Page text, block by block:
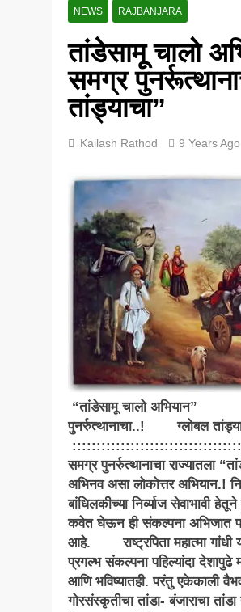
NEWS RAJBANJARA
तांडेसामू चालो
समग्र
तांड्याचा”
Kailash Rathod 9 Years Ago
“तांडेसामू चालो
पुनर्रुत्थानाचा..!
समग्र पुनर्रुत्थानाचा राज्यातला
अभिनव असा लोकोत्तर अभियान.!
बांधिलकीच्या निर्व्याज सेवाभावी
कवेत घेऊन ही संकल्पना अभिजात
आहे. राष्ट्रपिता महात्मा गांधी
प्रगल्भ संकल्पना पहिल्यांदा
आणि भविष्यातही. परंतु एकेकाली
गोरसंस्कृतीचा तांडा- बंजाराचा तांडा